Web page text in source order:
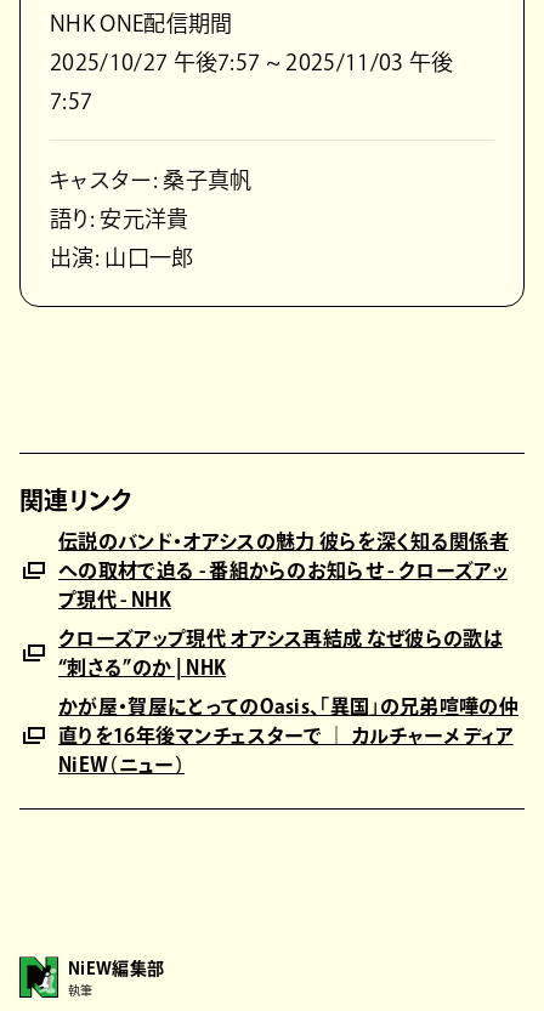
NHK ONE配信期間
2025/10/27 午後7:57 ~ 2025/11/03 午後
7:57
キャスター: 桑子真帆
語り: 安元洋貴
出演: 山口一郎
関連リンク
伝説のバンド・オアシスの魅力 彼らを深く知る関係者
への取材で迫る - 番組からのお知らせ - クローズアッ
プ現代 - NHK
クローズアップ現代 オアシス再結成 なぜ彼らの歌は
“刺さる”のか | NHK
かが屋・賀屋にとってのOasis、「異国」の兄弟喧嘩の仲
直りを16年後マンチェスターで ｜ カルチャーメディア
NiEW（ニュー）
NiEW編集部
執筆